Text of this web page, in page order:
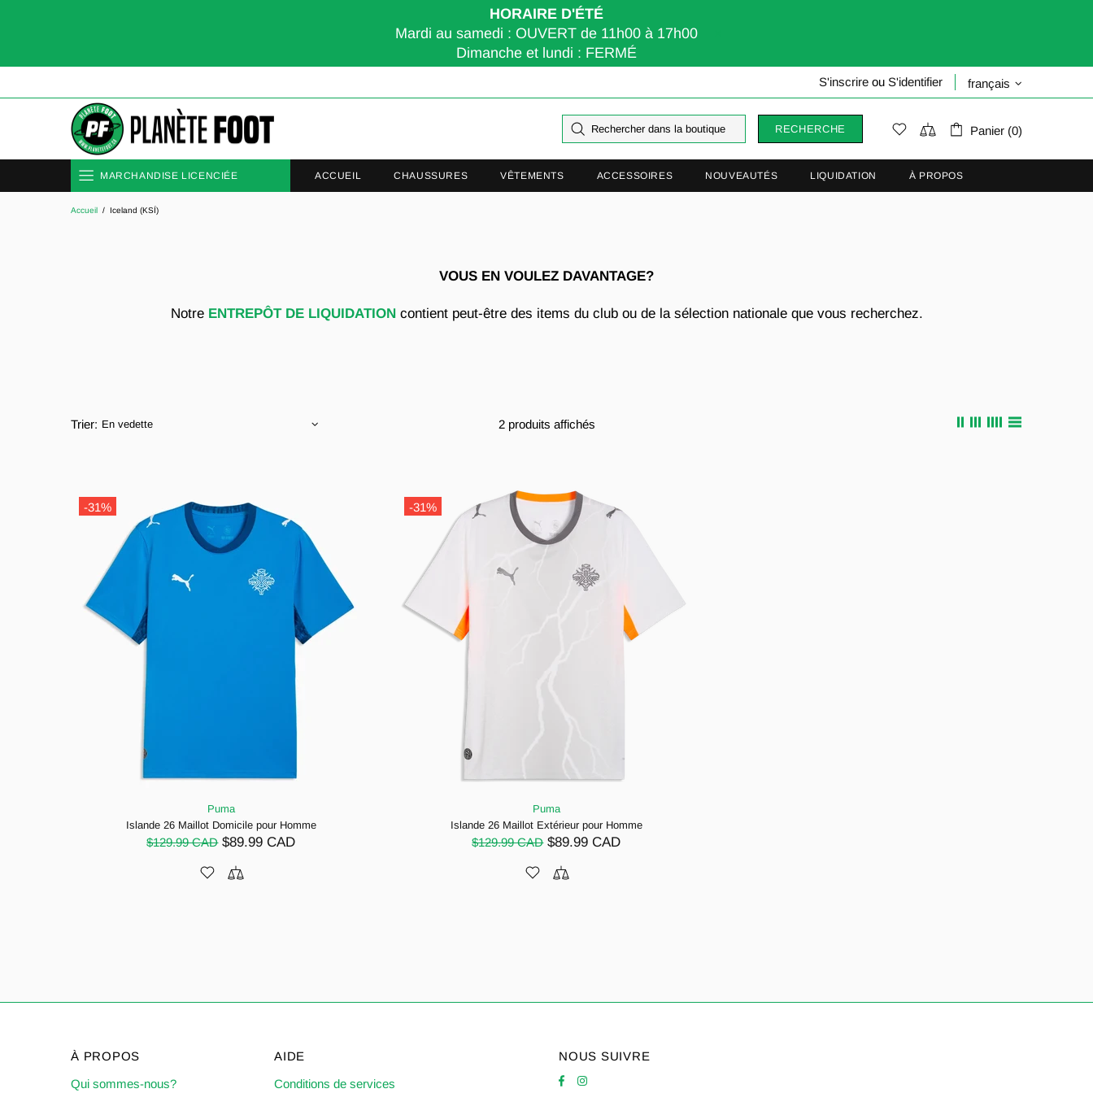
HORAIRE D'ÉTÉ
Mardi au samedi : OUVERT de 11h00 à 17h00
Dimanche et lundi : FERMÉ
S'inscrire ou S'identifier français
RECHERCHE Panier (0)
MARCHANDISE LICENCIÉE
CLUBS
ACCUEIL CHAUSSURES VÊTEMENTS ACCESSOIRES NOUVEAUTÉS LIQUIDATION À PROPOS
Accueil Iceland (KSÍ)
VOUS EN VOULEZ DAVANTAGE?
Notre ENTREPÔT DE LIQUIDATIONcontient peut-être des items du club ou de la sélection nationale que vous recherchez.
Trier: 2 produits affichés
-31%
Puma
Islande 26 Maillot Domicile pour Homme
$129.99 CAD $89.99 CAD
-31%
Puma
Islande 26 Maillot Extérieur pour Homme
$129.99 CAD $89.99 CAD
À PROPOS
Qui sommes-nous?
AIDE
Conditions de services
NOUS SUIVRE